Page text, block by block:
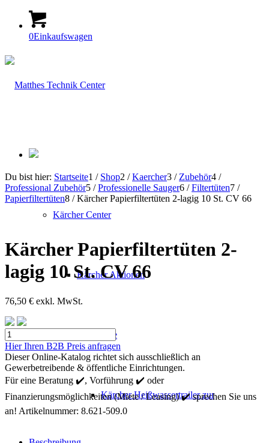
0Einkaufswagen
Kärcher Center
Kärcher Aktionen
Mietgeräte
Kärcher Heißwassertrailer zur
Du bist hier: Startseite1 / Shop2 / Kaercher3 / Zubehör4 /
Professional Zubehör5 / Professionelle Sauger6 / Filtertüten7 /
Papierfiltertüten8 / Kärcher Papierfiltertüten 2-lagig 10 St. CV 66
Kärcher Papierfiltertüten 2-
lagig 10 St. CV 66
76,50 € exkl. MwSt.
Kärcher
Papierfiltertüten
2-
lagig
10
St.
CV
66
Hier Ihren B2B Preis anfragen
Dieser Online-Katalog richtet sich ausschließlich an
Gewerbetreibende & öffentliche Einrichtungen.
Für eine Beratung ✔️, Vorführung ✔️ oder
Finanzierungsmöglichkeiten (Miete / Leasing) ✔️ sprechen Sie uns
an! Artikelnummer: 8.621-509.0